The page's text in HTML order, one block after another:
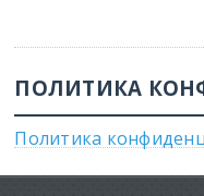
ПОЛИТИКА
Политика